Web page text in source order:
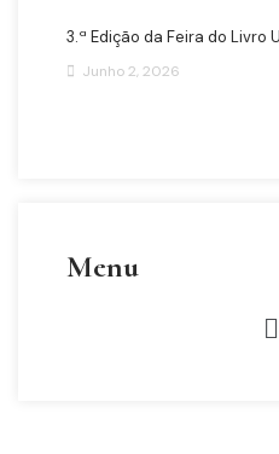
3.ª Edição da Feira do Livro
Junho 2, 2026
Menu